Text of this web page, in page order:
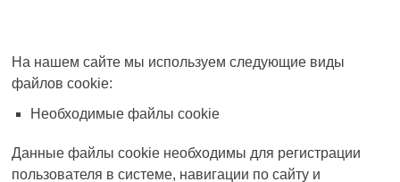
На нашем сайте мы используем следующие виды
файловcookie:
Необходимые файлы cookie
Данные файлыcookie необходимы для регистрации
пользователя в системе, навигации по сайту и